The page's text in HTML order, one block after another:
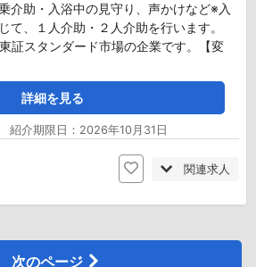
介助・入浴中の見守り、声かけなど※入
て、１人介助・２人介助を行います。
証スタンダード市場の企業です。【変
詳細を見る
介期限日：2026年10月31日
関連求人
次のページ